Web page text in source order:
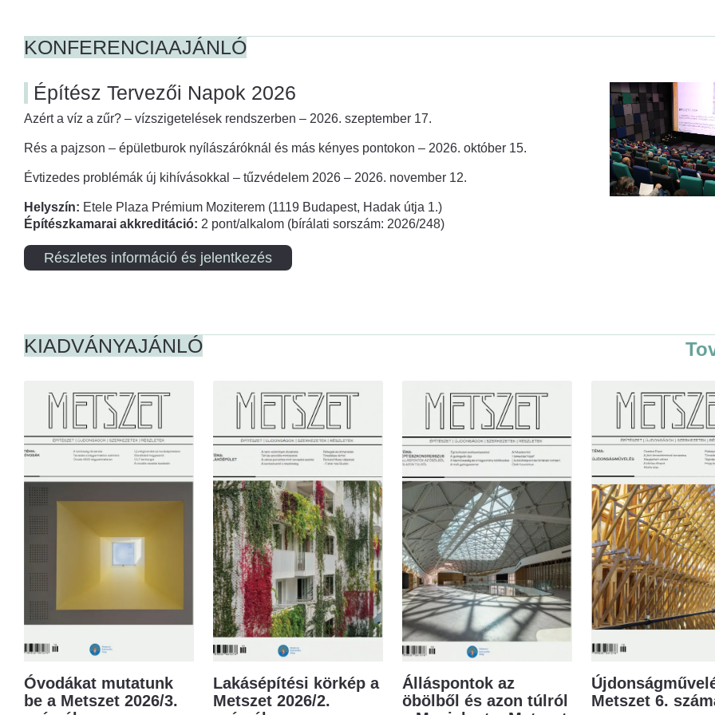
KONFERENCIAAJÁNLÓ
Építész Tervezői Napok 2026
Azért a víz a zűr? – vízszigetelések rendszerben – 2026. szeptember 17.
Rés a pajzson – épületburok nyílászáróknál és más kényes pontokon – 2026. október 15.
Évtizedes problémák új kihívásokkal – tűzvédelem 2026 – 2026. november 12.
Helyszín: Etele Plaza Prémium Moziterem (1119 Budapest, Hadak útja 1.)
Építészkamarai akkreditáció: 2 pont/alkalom (bírálati sorszám: 2026/248)
Részletes információ és jelentkezés
KIADVÁNYAJÁNLÓ
Óvodákat mutatunk
be a Metszet 2026/3.
Lakásépítési körkép a
Metszet 2026/2.
Álláspontok az
öbölből és azon túlról
Metszet 6.